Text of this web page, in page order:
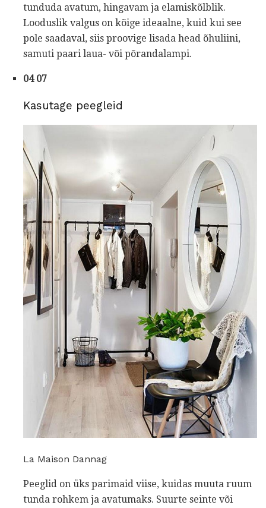
tunduda avatum, hingavam ja elamiskõlblik.
Looduslik valgus on kõige ideaalne, kuid kui see
pole saadaval, siis proovige lisada head õhuliini,
samuti paari laua- või põrandalampi.
04 07
Kasutage peegleid
La Maison Dannag
Peeglid on üks parimaid viise, kuidas muuta ruum
tunda rohkem ja avatumaks. Suurte seinte või